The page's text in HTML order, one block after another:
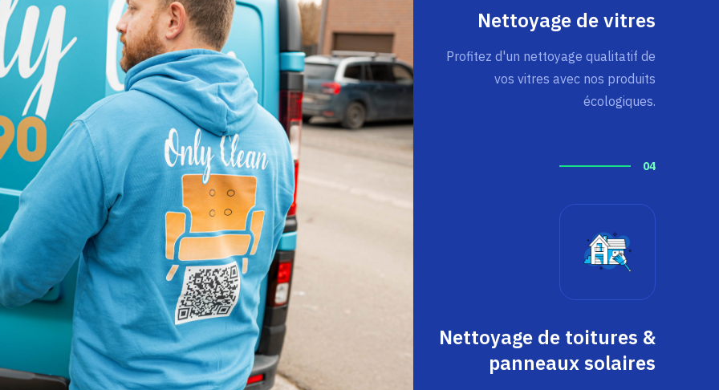
Nettoyage de vitres
Profitez d'un nettoyage qualitatif de
vos vitres avec nos produits
écologiques.
04
Nettoyage de toitures &
panneaux solaires